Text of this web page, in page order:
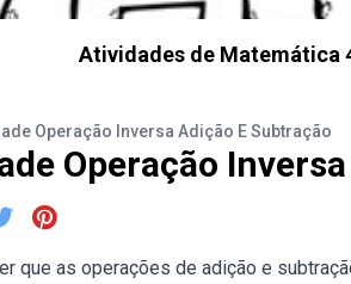
Atividades de Matemática
Operação Inversa Adição E Subtração
Operação
que as operações de adição e